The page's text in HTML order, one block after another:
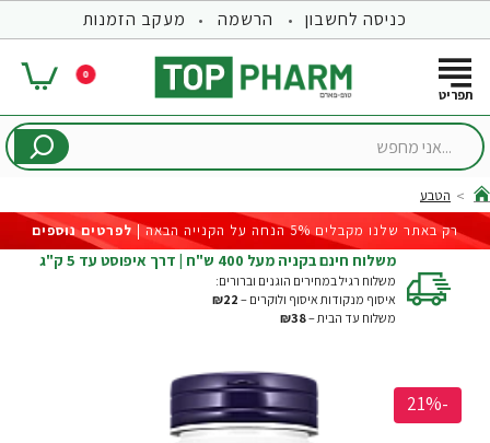
כניסה לחשבון הרשמה מעקב הזמנות
0
...אני
home
הטבע
רק באתר שלנו מקבלים 5% הנחה על הקנייה הבאה |
לפרטים נוספים
משלוח חינם בקניה מעל 400 ש"ח | דרך איפוסט עד 5 ק"ג
משלוח רגיל במחירים הוגנים וברורים:
איסוף מנקודות איסוף ולוקרים – ₪22
משלוח עד הבית –₪38
-21%